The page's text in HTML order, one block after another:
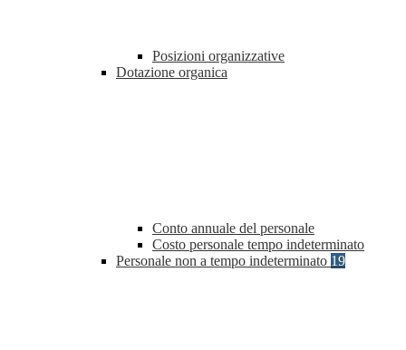
Posizioni organizzative
Dotazione organica
Conto annuale del personale
Costo personale tempo indeterminato
Personale non a tempo indeterminato 19